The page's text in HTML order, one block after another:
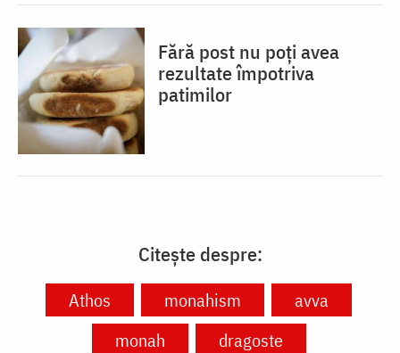
Fără post nu poți avea
rezultate împotriva
patimilor
Citește despre:
Athos monahism
avva
monah
dragoste